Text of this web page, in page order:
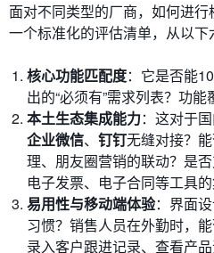
面对不同类型的厂商，如何进
一个标准化的评估清单，从以下
核心功能匹配度：它是否能
出的“必须有”需求列表？功能
本土生态集成能力：这对于
企业微信、 钉钉无缝对接？
理、朋友圈营销的联动？是
电子发票、电子合同等工具的
易用性与移动端体验：界面
习惯？销售人员在外勤时，
录入客户跟进记录、查看产